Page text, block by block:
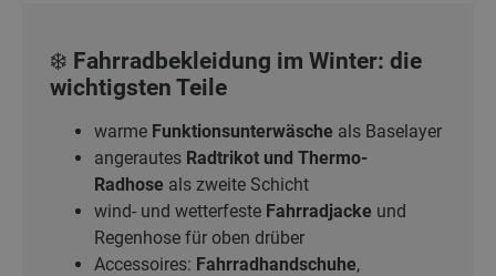
❄️ Fahrradbekleidung im Winter: die
wichtigsten Teile
warme Funktionsunterwäsche als Baselayer
angerautes Radtrikot und Thermo-
Radhose als zweite Schicht
wind- und wetterfeste Fahrradjacke und
Regenhose für oben drüber
Accessoires: Fahrradhandschuhe,